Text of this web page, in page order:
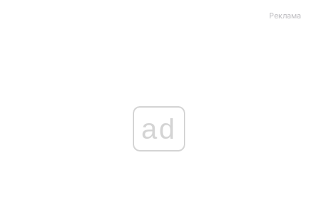
Реклама
ad